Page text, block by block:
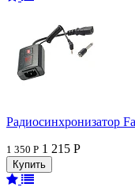
Радиосинхронизатор
1 350 Р 1 215 Р